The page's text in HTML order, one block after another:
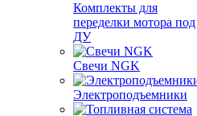
Комплекты для
переделки мотора под
ДУ
Свечи NGK
Электроподъемники